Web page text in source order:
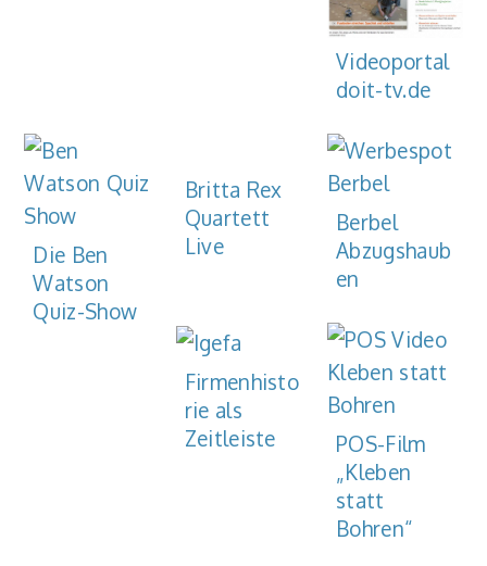
Videoportal
doit-tv.de
Die Ben
Watson
Quiz-Show
Britta Rex
Quartett
Live
Berbel
Abzugshaub
en
Firmenhisto
rie als
Zeitleiste
POS-Film
„Kleben
statt
Bohren“